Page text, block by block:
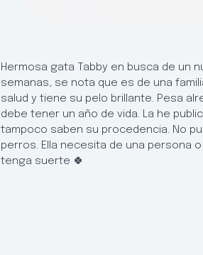
Hermosa gata Tabby en busca de un
semanas, se nota que es de una
salud y tiene su pelo brillante. Pesa
debe tener un año de vida. La he
tampoco saben su procedencia. No
perros. Ella necesita de una persona
tenga suerte 🍀